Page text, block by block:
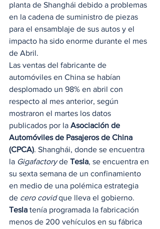
planta de Shanghái debido a problemas
en la cadena de suministro de piezas
para el ensamblaje de sus autos y el
impacto ha sido enorme durante el mes
de Abril.
Las ventas del fabricante de
automóviles en China se habían
desplomado un 98% en abril con
respecto al mes anterior, según
mostraron el martes los datos
publicados por la Asociación de
Automóviles de Pasajeros de China
(CPCA). Shanghái, donde se encuentra
la Gigafactory de Tesla, se encuentra en
su sexta semana de un confinamiento
en medio de una polémica estrategia
de cero covid que lleva el gobierno.
Tesla tenía programada la fabricación
menos de 200 vehículos en su fábrica